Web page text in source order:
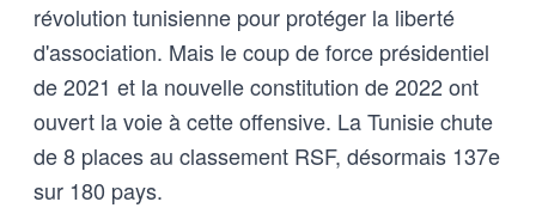
révolution tunisienne pour protéger la liberté
d'association. Mais le coup de force présidentiel
de 2021 et la nouvelle constitution de 2022 ont
ouvert la voie à cette offensive. La Tunisie chute
de 8 places au classement RSF, désormais 137e
sur 180 pays.